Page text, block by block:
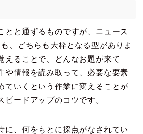
とと通ずるものですが、ニュース
、どちらも大枠となる型がありま
えることで、どんなお題が来て
や情報を読み取って、必要な要素
ていくという作業に変えることが
ピードアップのコツです。
に、何をもとに採点がなされてい